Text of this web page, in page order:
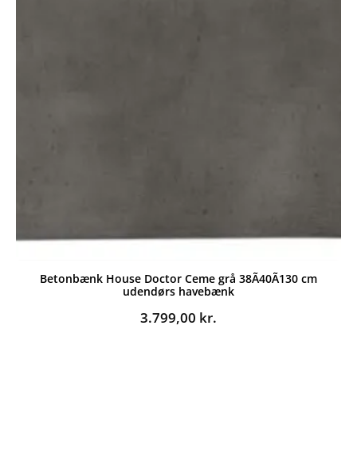
Betonbænk House Doctor Ceme grå 38Ã40Ã130 cm
udendørs havebænk
3.799,00 kr.